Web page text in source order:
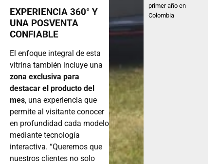
EXPERIENCIA 360° Y
UNA POSVENTA
CONFIABLE
El enfoque integral de esta
vitrina también incluye una
zona exclusiva para
destacar el producto del
mes, una experiencia que
permite al visitante conocer
en profundidad cada modelo
mediante tecnología
interactiva. “Queremos que
nuestros clientes no solo
primer año en
Colombia